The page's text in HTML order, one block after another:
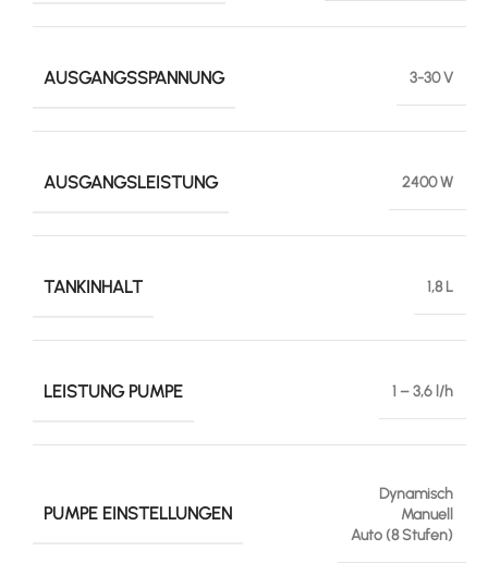
AUSGANGSSPANNUNG 3-30 V
AUSGANGSLEISTUNG 2400 W
TANKINHALT 1,8 L
LEISTUNG PUMPE 1 – 3,6 l/h
PUMPE EINSTELLUNGEN
Dynamisch
Manuell
Auto (8 Stufen)